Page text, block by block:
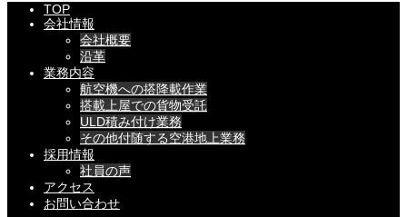
TOP
会社情報
会社概要
沿革
業務内容
航空機への搭降載作業
搭載上屋での貨物受託
ULD積み付け業務
その他付随する空港地上業務
採用情報
社員の声
アクセス
お問い合わせ